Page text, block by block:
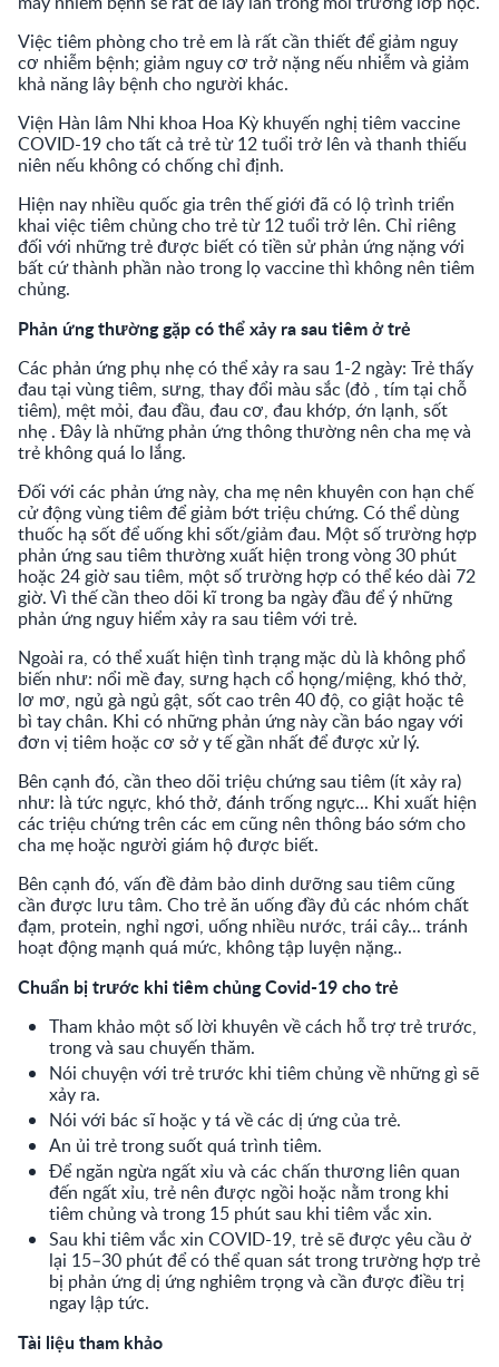
Việc tiêm phòng cho trẻ em là rất cần thiết để giảm nguy
cơ nhiễm bệnh; giảm nguy cơ trở nặng nếu nhiễm và giảm
khả năng lây bệnh cho người khác.
Viện Hàn lâm Nhi khoa Hoa Kỳ khuyến nghị tiêm vaccine
COVID-19 cho tất cả trẻ từ 12 tuổi trở lên và thanh thiếu
niên nếu không có chống chỉ định.
Hiện nay nhiều quốc gia trên thế giới đã có lộ trình triển
khai việc tiêm chủng cho trẻ từ 12 tuổi trở lên. Chỉ riêng
đối với những trẻ được biết có tiền sử phản ứng nặng với
bất cứ thành phần nào trong lọ vaccine thì không nên tiêm
chủng.
Phản ứng thường gặp có thể xảy ra sau tiêm ở trẻ
Các phản ứng phụ nhẹ có thể xảy ra sau 1-2 ngày: Trẻ thấy
đau tại vùng tiêm, sưng, thay đổi màu sắc (đỏ , tím tại chỗ
tiêm), mệt mỏi, đau đầu, đau cơ, đau khớp, ớn lạnh, sốt
nhẹ . Đây là những phản ứng thông thường nên cha mẹ và
trẻ không quá lo lắng.
Đối với các phản ứng này, cha mẹ nên khuyên con hạn chế
cử động vùng tiêm để giảm bớt triệu chứng. Có thể dùng
thuốc hạ sốt để uống khi sốt/giảm đau. Một số trường hợp
phản ứng sau tiêm thường xuất hiện trong vòng 30 phút
hoặc 24 giờ sau tiêm, một số trường hợp có thể kéo dài 72
giờ. Vì thế cần theo dõi kĩ trong ba ngày đầu để ý những
phản ứng nguy hiểm xảy ra sau tiêm với trẻ.
Ngoài ra, có thể xuất hiện tình trạng mặc dù là không phổ
biến như: nổi mề đay, sưng hạch cổ họng/miệng, khó thở,
lơ mơ, ngủ gà ngủ gật, sốt cao trên 40 độ, co giật hoặc tê
bì tay chân. Khi có những phản ứng này cần báo ngay với
đơn vị tiêm hoặc cơ sở y tế gần nhất để được xử lý.
Bên cạnh đó, cần theo dõi triệu chứng sau tiêm (ít xảy ra)
như: là tức ngực, khó thở, đánh trống ngực... Khi xuất hiện
các triệu chứng trên các em cũng nên thông báo sớm cho
cha mẹ hoặc người giám hộ được biết.
Bên cạnh đó, vấn đề đảm bảo dinh dưỡng sau tiêm cũng
cần được lưu tâm. Cho trẻ ăn uống đầy đủ các nhóm chất
đạm, protein, nghỉ ngơi, uống nhiều nước, trái cây... tránh
hoạt động mạnh quá mức, không tập luyện nặng..
Chuẩn bị trước khi tiêm chủng Covid-19 cho trẻ
Tham khảo một số lời khuyên về cách hỗ trợ trẻ trước,
trong và sau chuyến thăm.
Nói chuyện với trẻ trước khi tiêm chủng về những gì sẽ
xảy ra.
Nói với bác sĩ hoặc y tá về các dị ứng của trẻ.
An ủi trẻ trong suốt quá trình tiêm.
Để ngăn ngừa ngất xỉu và các chấn thương liên quan
đến ngất xỉu, trẻ nên được ngồi hoặc nằm trong khi
tiêm chủng và trong 15 phút sau khi tiêm vắc xin.
Sau khi tiêm vắc xin COVID-19, trẻ sẽ được yêu cầu ở
lại 15–30 phút để có thể quan sát trong trường hợp trẻ
bị phản ứng dị ứng nghiêm trọng và cần được điều trị
ngay lập tức.
Tài liệu tham khảo